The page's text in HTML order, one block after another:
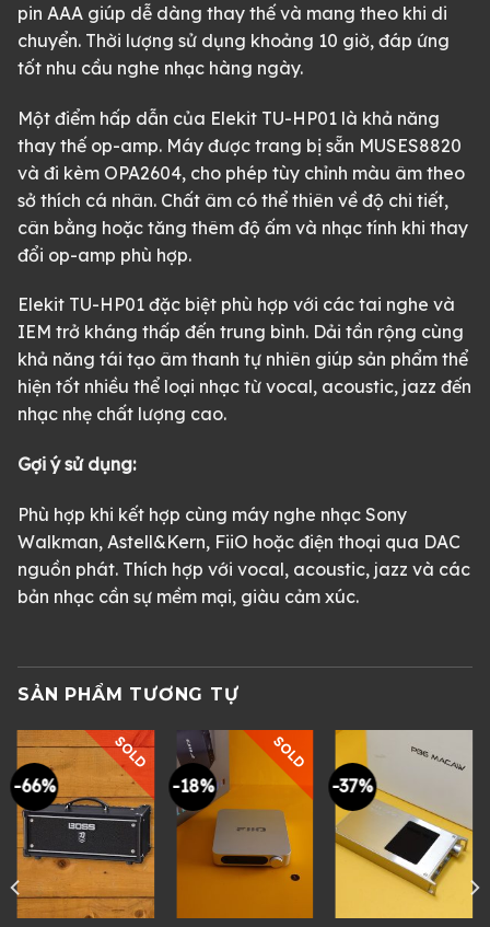
pin AAA giúp dễ dàng thay thế và mang theo khi di
chuyển. Thời lượng sử dụng khoảng 10 giờ, đáp ứng
tốt nhu cầu nghe nhạc hàng ngày.
Một điểm hấp dẫn của Elekit TU-HP01 là khả năng
thay thế op-amp. Máy được trang bị sẵn MUSES8820
và đi kèm OPA2604, cho phép tùy chỉnh màu âm theo
sở thích cá nhân. Chất âm có thể thiên về độ chi tiết,
cân bằng hoặc tăng thêm độ ấm và nhạc tính khi thay
đổi op-amp phù hợp.
Elekit TU-HP01 đặc biệt phù hợp với các tai nghe và
IEM trở kháng thấp đến trung bình. Dải tần rộng cùng
khả năng tái tạo âm thanh tự nhiên giúp sản phẩm thể
hiện tốt nhiều thể loại nhạc từ vocal, acoustic, jazz đến
nhạc nhẹ chất lượng cao.
Gợi ý sử dụng:
Phù hợp khi kết hợp cùng máy nghe nhạc Sony
Walkman, Astell&Kern, FiiO hoặc điện thoại qua DAC
nguồn phát. Thích hợp với vocal, acoustic, jazz và các
bản nhạc cần sự mềm mại, giàu cảm xúc.
SẢN PHẨM TƯƠNG TỰ
-66%
SOLD
-18%
SOLD
-37%